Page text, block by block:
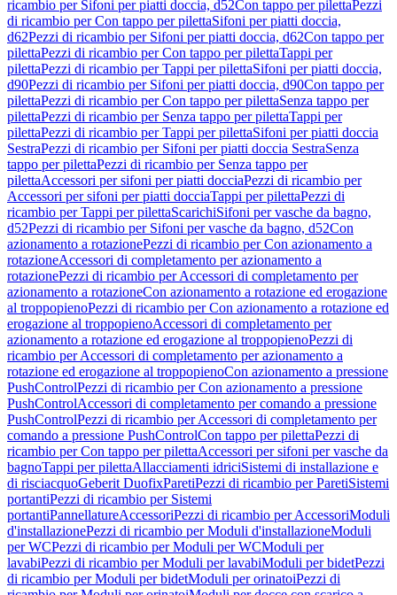
ricambio per Sifoni per piatti doccia, d52Con tappo per pilettaPezzi
di ricambio per Con tappo per pilettaSifoni per piatti doccia,
d62Pezzi di ricambio per Sifoni per piatti doccia, d62Con tappo per
pilettaPezzi di ricambio per Con tappo per pilettaTappi per
pilettaPezzi di ricambio per Tappi per pilettaSifoni per piatti doccia,
d90Pezzi di ricambio per Sifoni per piatti doccia, d90Con tappo per
pilettaPezzi di ricambio per Con tappo per pilettaSenza tappo per
pilettaPezzi di ricambio per Senza tappo per pilettaTappi per
pilettaPezzi di ricambio per Tappi per pilettaSifoni per piatti doccia
SestraPezzi di ricambio per Sifoni per piatti doccia SestraSenza
tappo per pilettaPezzi di ricambio per Senza tappo per
pilettaAccessori per sifoni per piatti docciaPezzi di ricambio per
Accessori per sifoni per piatti docciaTappi per pilettaPezzi di
ricambio per Tappi per pilettaScarichiSifoni per vasche da bagno,
d52Pezzi di ricambio per Sifoni per vasche da bagno, d52Con
azionamento a rotazionePezzi di ricambio per Con azionamento a
rotazioneAccessori di completamento per azionamento a
rotazionePezzi di ricambio per Accessori di completamento per
azionamento a rotazioneCon azionamento a rotazione ed erogazione
al troppopienoPezzi di ricambio per Con azionamento a rotazione ed
erogazione al troppopienoAccessori di completamento per
azionamento a rotazione ed erogazione al troppopienoPezzi di
ricambio per Accessori di completamento per azionamento a
rotazione ed erogazione al troppopienoCon azionamento a pressione
PushControlPezzi di ricambio per Con azionamento a pressione
PushControlAccessori di completamento per comando a pressione
PushControlPezzi di ricambio per Accessori di completamento per
comando a pressione PushControlCon tappo per pilettaPezzi di
ricambio per Con tappo per pilettaAccessori per sifoni per vasche da
bagnoTappi per pilettaAllacciamenti idriciSistemi di installazione e
di risciacquoGeberit DuofixParetiPezzi di ricambio per ParetiSistemi
portantiPezzi di ricambio per Sistemi
portantiPannellatureAccessoriPezzi di ricambio per AccessoriModuli
d'installazionePezzi di ricambio per Moduli d'installazioneModuli
per WCPezzi di ricambio per Moduli per WCModuli per
lavabiPezzi di ricambio per Moduli per lavabiModuli per bidetPezzi
di ricambio per Moduli per bidetModuli per orinatoiPezzi di